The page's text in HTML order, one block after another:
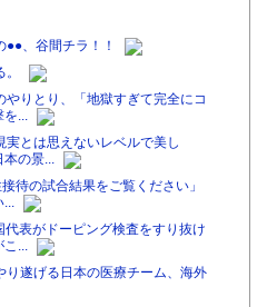
、谷間チラ！！
やりとり、「地獄すぎて完全にコ
...
とは思えないレベルで美し
の景...
待の試合結果をご覧ください」
...
表がドーピング検査をすり抜け
こ...
り遂げる日本の医療チーム、海外